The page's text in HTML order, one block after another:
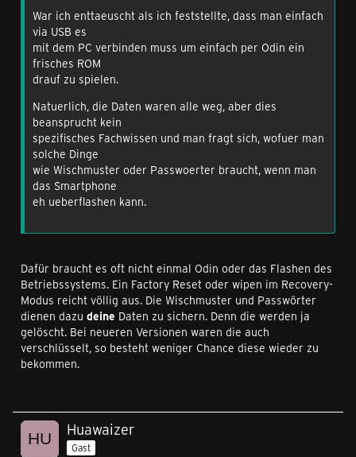
War ich enttaeuscht als ich feststellte, dass man einfach
via USB es
mit dem PC verbinden muss um einfach per Odin ein
frisches ROM
drauf zu spielen.
Natuerlich, die Daten waren alle weg, aber dies
beansprucht kein
spezifisches Fachwissen und man fragt sich, wofuer man
solche Dinge
wie Wischmuster oder Passwoerter braucht, wenn man
das Smartphone
eh ueberflashen kann.
Dafür braucht es oft nicht einmal Odin oder das Flashen des
Betriebssystems. Ein Factory Reset oder wipen im Recovery-
Modus reicht völlig aus. Die Wischmuster und Passwörter
dienen dazu deine Daten zu sichern. Denn die werden ja
gelöscht. Bei neueren Versionen waren die auch
verschlüsselt, so besteht weniger Chance diese wieder zu
bekommen.
Huawaizer
Gast